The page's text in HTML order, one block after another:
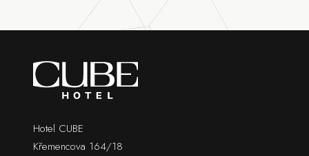
Hotel CUBE
Křemencova 164/18